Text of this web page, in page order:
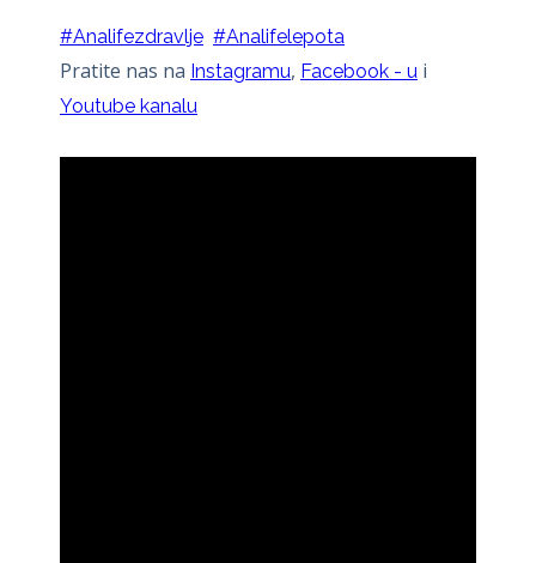
#Analifezdravlje #Analifelepota
Pratite nas na Instagramu, Facebook - u i
Youtube kanalu